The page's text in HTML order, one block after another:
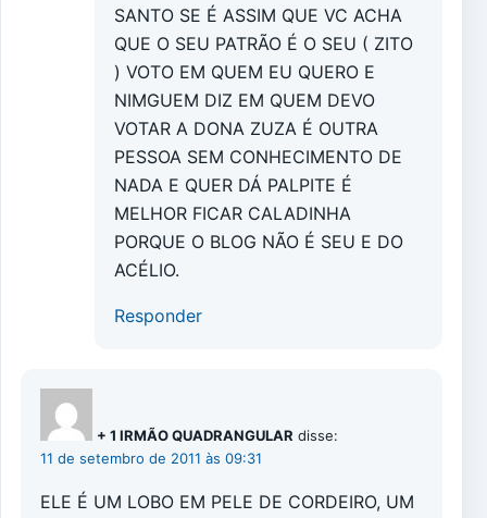
SANTO SE É ASSIM QUE VC ACHA
QUE O SEU PATRÃO É O SEU ( ZITO
) VOTO EM QUEM EU QUERO E
NIMGUEM DIZ EM QUEM DEVO
VOTAR A DONA ZUZA É OUTRA
PESSOA SEM CONHECIMENTO DE
NADA E QUER DÁ PALPITE É
MELHOR FICAR CALADINHA
PORQUE O BLOG NÃO É SEU E DO
ACÉLIO.
Responder
+ 1 IRMÃO QUADRANGULAR disse:
11 de setembro de 2011 às 09:31
ELE É UM LOBO EM PELE DE CORDEIRO, UM